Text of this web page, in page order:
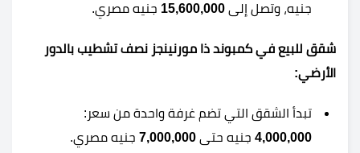
جنيه، وتصل إلى 15,600,000 جنيه مصري.
شقق للبيع في كمبوند ذا مورنينجز نصف تشطيب بالدور
الأرضي:
تبدأ الشقق التي تضم غرفة واحدة من سعر:
4,000,000 جنيه حتى 7,000,000 جنيه مصري.